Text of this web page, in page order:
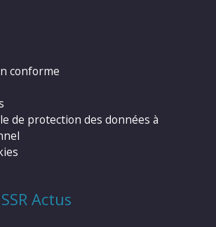
conforme
de protection des données à
Actus